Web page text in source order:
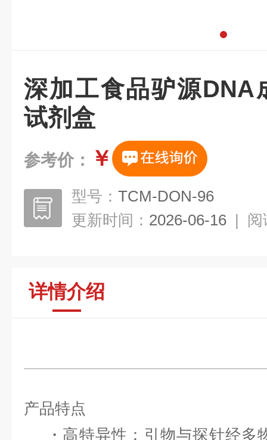
深加工食品驴源DNA
试剂盒
参考价： ￥
型号： TCM-DON-96
更新时间： 2026-06-16 | 阅
详情介绍
产品特点
· 高特异性 ：引物与探针经